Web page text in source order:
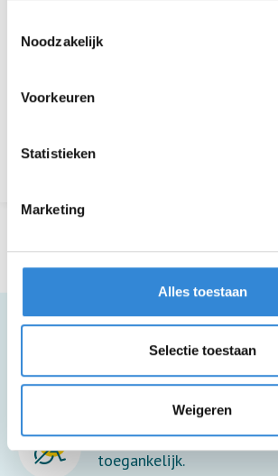
Noodzakelijk
Voorkeuren
Statistieken
Marketing
Alles toestaan
Selectie toestaan
Weigeren
Aanmelden is niet meer mogelijk.
Terug naar het overzicht
Meer informatie
Deze activiteit is niet
toegankelijk.